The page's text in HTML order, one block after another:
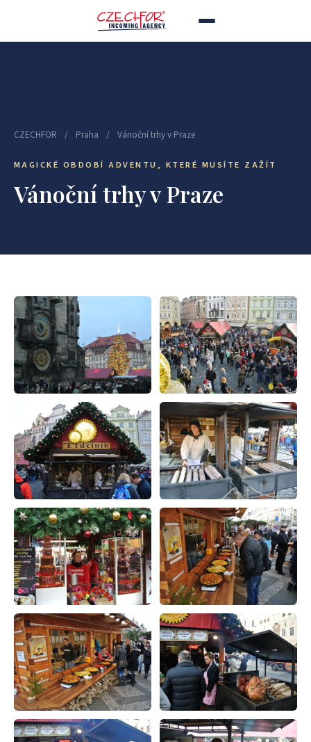
CZECHFOR / Praha / Vánoční trhy v Praze
MAGICKÉ OBDOBÍ ADVENTU, KTERÉ MUSÍTE ZAŽÍT
Vánoční trhy v Praze